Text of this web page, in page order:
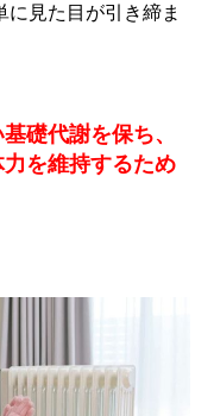
見た目が引き締ま
基礎代謝を保ち、
を維持するため